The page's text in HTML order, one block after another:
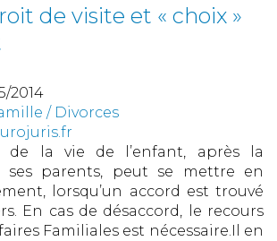
de visite et « choix »
2014
/ Divorces
de la vie de l’enfant, après la
ses parents, peut se mettre en
lorsqu’un accord est trouvé
En cas de désaccord, le recours
Familiales est nécessaire.Il en